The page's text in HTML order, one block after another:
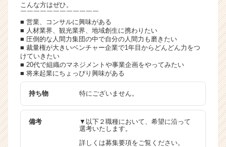
こんな方はぜひ。
￣￣￣￣￣￣￣￣￣￣￣￣
■ 営業、コンサルに興味がある
■ 人材業界、観光業界、地域創生に携わりたい
■ 圧倒的な人間力集団の中で自分の人間力も磨きたい
■ 裁量権が大きいベンチャー企業で1年目からどんどん力をつ
けていきたい
■ 20代で組織のマネジメントや事業企画をやってみたい
■ 将来起業にちょっぴり興味がある
持ち物 特にございません。
備考
▼以下２職種において、希望に沿って
選考いたします。
詳しくは募集要項をご覧ください。